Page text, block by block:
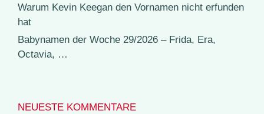
Warum Kevin Keegan den Vornamen nicht erfunden
hat
Babynamen der Woche 29/2026 – Frida, Era,
Octavia, …
NEUESTE KOMMENTARE